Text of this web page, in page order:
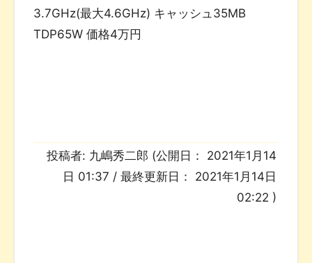
3.7GHz(最大4.6GHz) キャッシュ35MB
TDP65W 価格4万円
投稿者: 九嶋秀二郎 (公開日： 2021年1月14
日 01:37 / 最終更新日： 2021年1月14日
02:22 )